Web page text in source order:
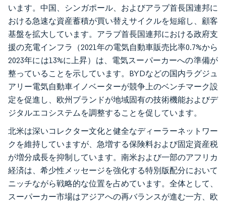
います。中国、シンガポール、およびアラブ首長国連邦に
おける急速な資産蓄積が買い替えサイクルを短縮し、顧客
基盤を拡大しています。アラブ首長国連邦における政府支
援の充電インフラ（2021年の電気自動車販売比率0.7%から
2023年には13%に上昇）は、電気スーパーカーへの準備が
整っていることを示しています。BYDなどの国内ラグジュ
アリー電気自動車イノベーターが競争上のベンチマーク設
定を促進し、欧州ブランドが地域固有の技術機能およびデ
ジタルエコシステムを調整することを促しています。
北米は深いコレクター文化と健全なディーラーネットワー
クを維持していますが、急増する保険料および固定資産税
が増分成長を抑制しています。南米および一部のアフリカ
経済は、希少性メッセージを強化する特別版配分において
ニッチながら戦略的な位置を占めています。全体として、
スーパーカー市場はアジアへの再バランスが進む一方、欧